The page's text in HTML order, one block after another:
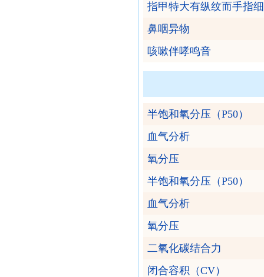
指甲特大有纵纹而手指细
鼻咽异物
咳嗽伴哮鸣音
半饱和氧分压（P50）
血气分析
氧分压
半饱和氧分压（P50）
血气分析
氧分压
二氧化碳结合力
闭合容积（CV）